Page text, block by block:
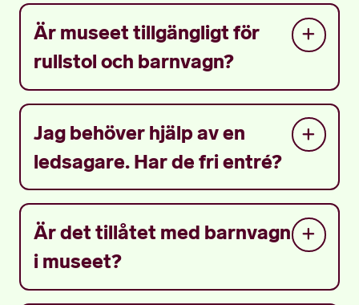
Är museet tillgängligt för
rullstol och barnvagn?
Jag behöver hjälp av en
ledsagare. Har de fri entré?
Är det tillåtet med barnvagn
i museet?